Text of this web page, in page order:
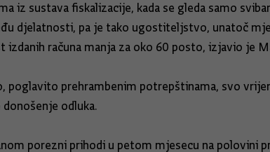
iz sustava fiskalizacije, kada se gleda samo
djelatnosti, pa je tako ugostiteljstvo, unatoč
izdanih računa manja za oko 60 posto, izjavio je
poglavito prehrambenim potrepštinama, svo
odluka.
porezni prihodi u petom mjesecu na